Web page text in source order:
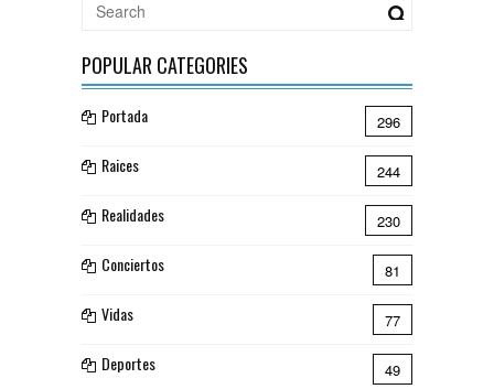
POPULAR CATEGORIES
Portada 296
Raices 244
Realidades 230
Conciertos 81
Vidas 77
Deportes 49